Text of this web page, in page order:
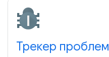
Трекер проблем